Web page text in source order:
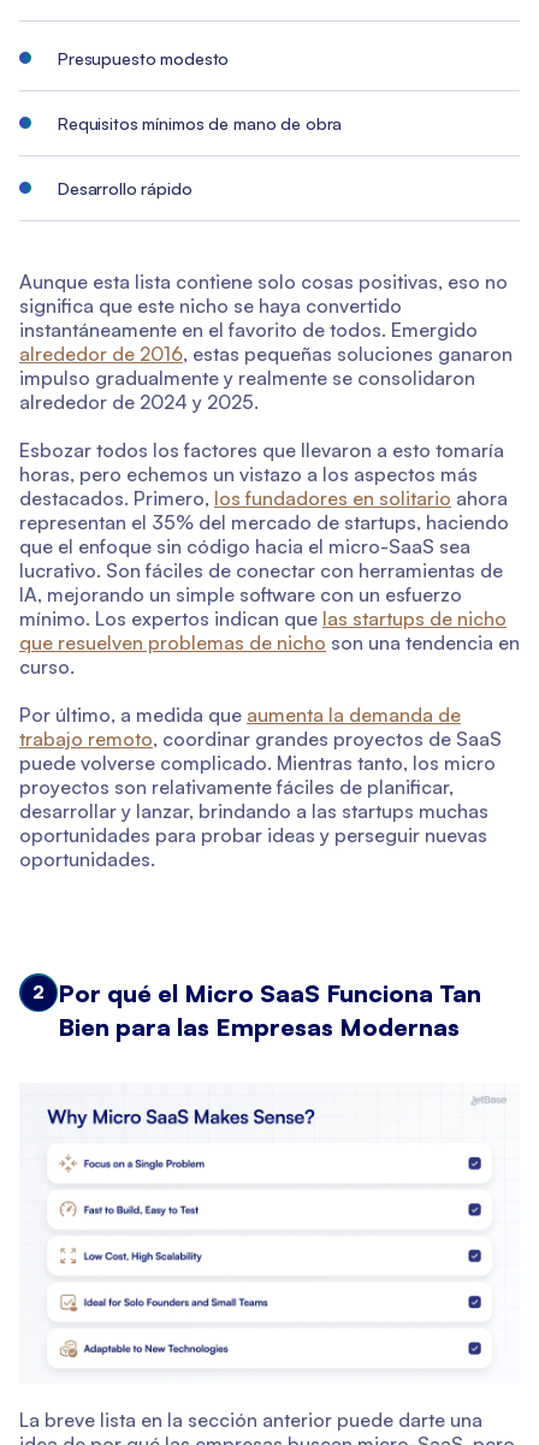
Presupuesto modesto
Requisitos mínimos de mano de obra
Desarrollo rápido
Aunque esta lista contiene solo cosas positivas, eso no
significa que este nicho se haya convertido
instantáneamente en el favorito de todos. Emergido
alrededor de 2016, estas pequeñas soluciones ganaron
impulso gradualmente y realmente se consolidaron
alrededor de 2024 y 2025.
Esbozar todos los factores que llevaron a esto tomaría
horas, pero echemos un vistazo a los aspectos más
destacados. Primero, los fundadores en solitario ahora
representan el 35% del mercado de startups, haciendo
que el enfoque sin código hacia el micro-SaaS sea
lucrativo. Son fáciles de conectar con herramientas de
IA, mejorando un simple software con un esfuerzo
mínimo. Los expertos indican que las startups de nicho
que resuelven problemas de nicho son una tendencia en
curso.
Por último, a medida que aumenta la demanda de
trabajo remoto, coordinar grandes proyectos de SaaS
puede volverse complicado. Mientras tanto, los micro
proyectos son relativamente fáciles de planificar,
desarrollar y lanzar, brindando a las startups muchas
oportunidades para probar ideas y perseguir nuevas
oportunidades.
2
Por qué el Micro SaaS Funciona Tan
Bien para las Empresas Modernas
La breve lista en la sección anterior puede darte una